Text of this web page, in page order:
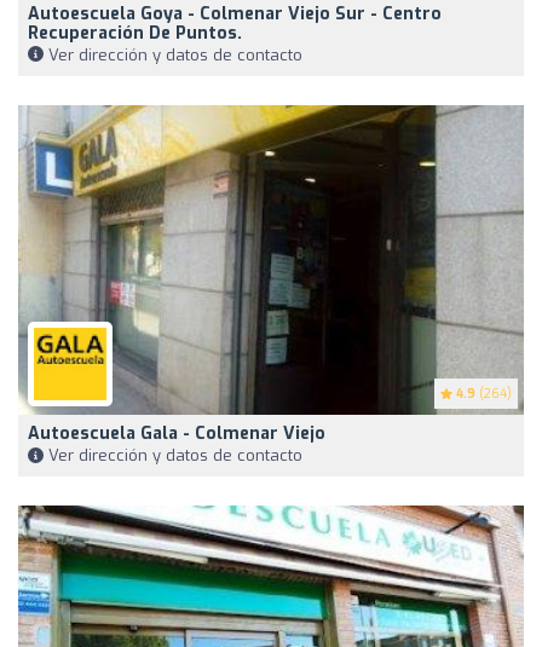
Autoescuela Goya - Colmenar Viejo Sur - Centro
Recuperación De Puntos.
Ver dirección y datos de contacto
4.9 (264)
Autoescuela Gala - Colmenar Viejo
Ver dirección y datos de contacto